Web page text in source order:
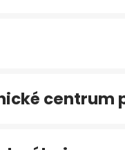
centrum